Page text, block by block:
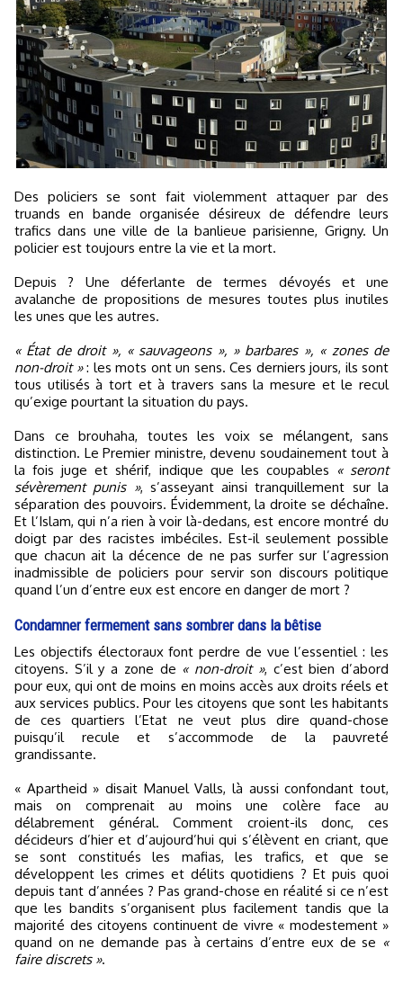
Des policiers se sont fait violemment attaquer par des
truands en bande organisée désireux de défendre leurs
trafics dans une ville de la banlieue parisienne, Grigny. Un
policier est toujours entre la vie et la mort.
Depuis ? Une déferlante de termes dévoyés et une
avalanche de propositions de mesures toutes plus inutiles
les unes que les autres.
« État de droit », « sauvageons », » barbares », « zones de
non-droit »: les mots ont un sens. Ces derniers jours, ils sont
tous utilisés à tort et à travers sans la mesure et le recul
qu’exige pourtant la situation du pays.
Dans ce brouhaha, toutes les voix se mélangent, sans
distinction. Le Premier ministre, devenu soudainement tout à
la fois juge et shérif, indique que les coupables « seront
sévèrement punis », s’asseyant ainsi tranquillement sur la
séparation des pouvoirs. Évidemment, la droite se déchaîne.
Et l’Islam, qui n’a rien à voir là-dedans, est encore montré du
doigt par des racistes imbéciles. Est-il seulement possible
que chacun ait la décence de ne pas surfer sur l’agression
inadmissible de policiers pour servir son discours politique
quand l’un d’entre eux est encore en danger de mort ?
Condamner fermement sans sombrer dans la bêtise
Les objectifs électoraux font perdre de vue l’essentiel : les
citoyens. S’il y a zone de « non-droit », c’est bien d’abord
pour eux, qui ont de moins en moins accès aux droits réels et
aux services publics. Pour les citoyens que sont les habitants
de ces quartiers l’Etat ne veut plus dire quand-chose
puisqu’il recule et s’accommode de la pauvreté
grandissante.
« Apartheid » disait Manuel Valls, là aussi confondant tout,
mais on comprenait au moins une colère face au
délabrement général. Comment croient-ils donc, ces
décideurs d’hier et d’aujourd’hui qui s’élèvent en criant, que
se sont constitués les mafias, les trafics, et que se
développent les crimes et délits quotidiens ? Et puis quoi
depuis tant d’années ? Pas grand-chose en réalité si ce n’est
que les bandits s’organisent plus facilement tandis que la
majorité des citoyens continuent de vivre « modestement »
quand on ne demande pas à certains d’entre eux de se «
faire discrets ».